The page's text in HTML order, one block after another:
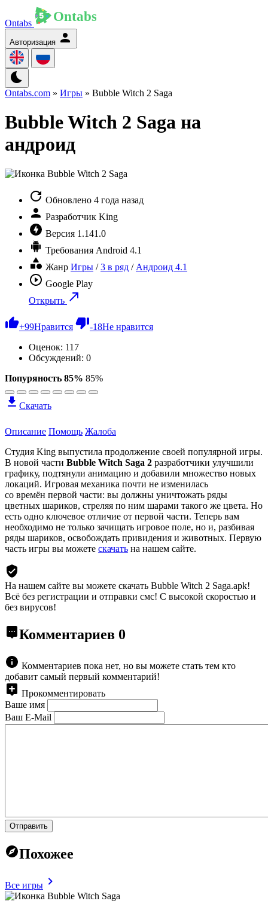
Ontabs
Авторизация
Ontabs.com » Игры » Bubble Witch 2 Saga
Bubble Witch 2 Saga на
андроид
Обновлено 4 года назад
Разработчик King
Версия 1.141.0
Требования Android 4.1
Жанр Игры /3 в ряд / Андроид 4.1
Google Play
Открыть
+99Нравится -18Не нравится
Оценок: 117
Обсуждений: 0
Попуряность 85% 85%
Скачать
Описание Помощь Жалоба
Студия King выпустила продолжение своей популярной игры.
В новой части Bubble Witch Saga 2 разработчики улучшили
графику, подтянули анимацию и добавили множество новых
локаций. Игровая механика почти не изменилась
со времён первой части: вы должны уничтожать ряды
цветных шариков, стреляя по ним шарами такого же цвета. Но
есть одно ключевое отличие от первой части. Теперь вам
необходимо не только зачищать игровое поле, но и, разбивая
ряды шариков, освобождать привидения и животных. Первую
часть игры вы можете скачать на нашем сайте.
На нашем сайте вы можете скачать Bubble Witch 2 Saga.apk!
Всё без регистрации и отправки смс! С высокой скоростью и
без вирусов!
Комментариев 0
Комментариев пока нет, но вы можете стать тем кто
добавит самый первый комментарий!
Прокомментировать
Ваше имя
Ваш E-Mail
Отправить
Похожее
Все игры